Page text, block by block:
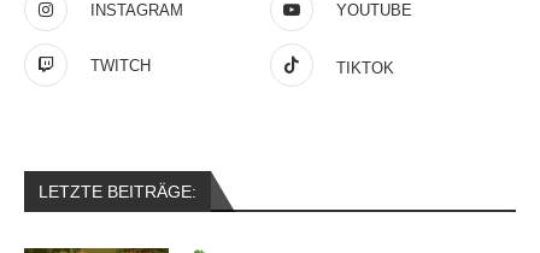
INSTAGRAM YOUTUBE
TWITCH TIKTOK
LETZTE BEITRÄGE: